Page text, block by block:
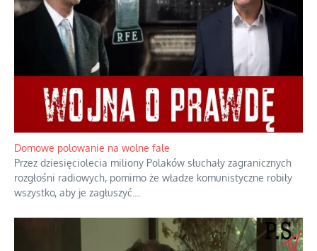
Domowe polowanie na wolne fale
Przez dziesięciolecia miliony Polaków słuchały zagranicznych
rozgłośni radiowych, pomimo że władze komunistyczne robiły
wszystko, aby je zagłuszyć.